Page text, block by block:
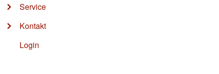
Service
Kontakt
Login